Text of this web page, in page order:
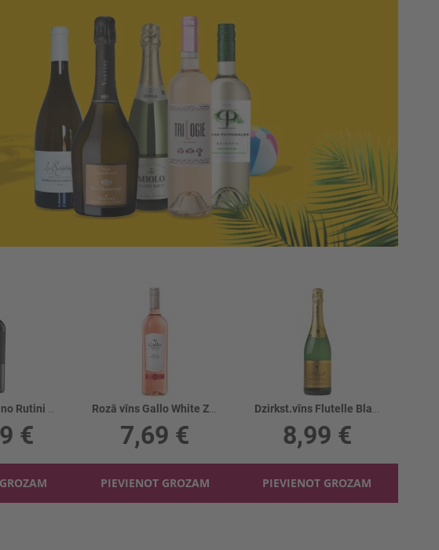
Sarkanv. Domino Rutini Malbec 14%
€
Rozā vīns Gallo White Zinfandel 8.5%
7,69 €
PIEVIENOT GROZAM
Dzirkst.vīns Flutelle Blanc de Blancs 11.5%
8,99 €
PIEVIENOT GROZAM